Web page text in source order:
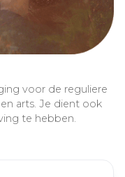
voor de reguliere
arts. Je dient ook
te hebben.